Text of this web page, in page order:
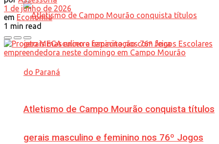
Atletismo de Campo Mourão conquista títulos
gerais masculino e feminino nos 76º Jogos
1 de junho de 2026
em Economia
1 min read